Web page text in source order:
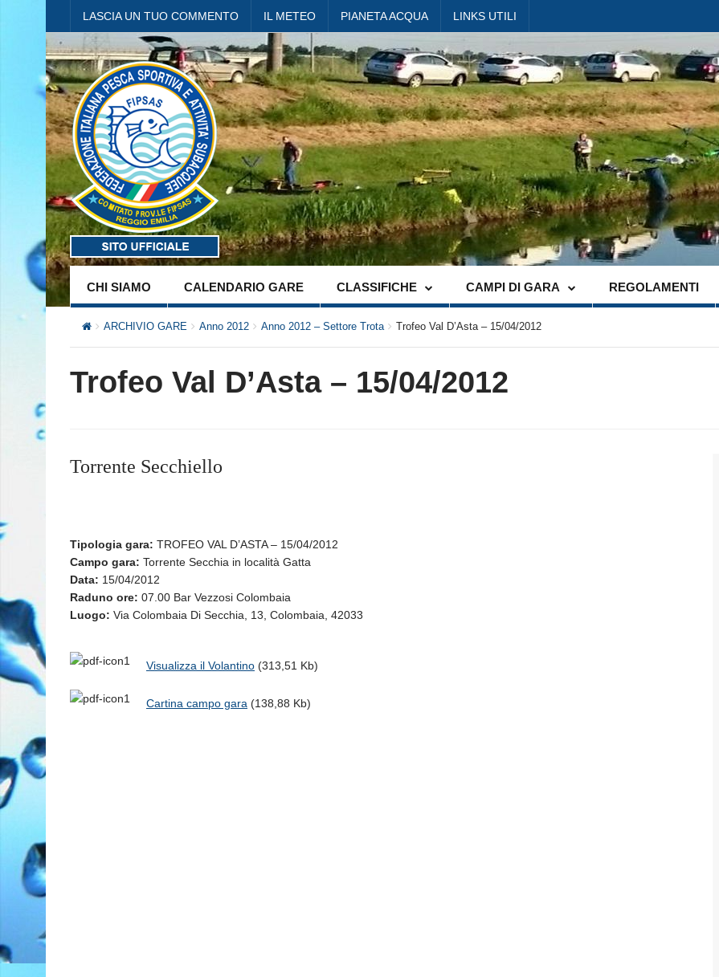
LASCIA UN TUO COMMENTO IL METEO PIANETA ACQUA LINKS UTILI
CHI SIAMO CALENDARIO GARE CLASSIFICHE CAMPI DI GARA REGOLAMENTI
ARCHIVIO GARE Anno 2012 Anno 2012 – Settore Trota Trofeo Val D’Asta – 15/04/2012
Trofeo Val D’Asta – 15/04/2012
Torrente Secchiello
Tipologia gara: TROFEO VAL D’ASTA – 15/04/2012
Campo gara: Torrente Secchia in località Gatta
Data: 15/04/2012
Raduno ore: 07.00 Bar Vezzosi Colombaia
Luogo: Via Colombaia Di Secchia, 13, Colombaia, 42033
Visualizza il Volantino (313,51 Kb)
Cartina campo gara (138,88 Kb)